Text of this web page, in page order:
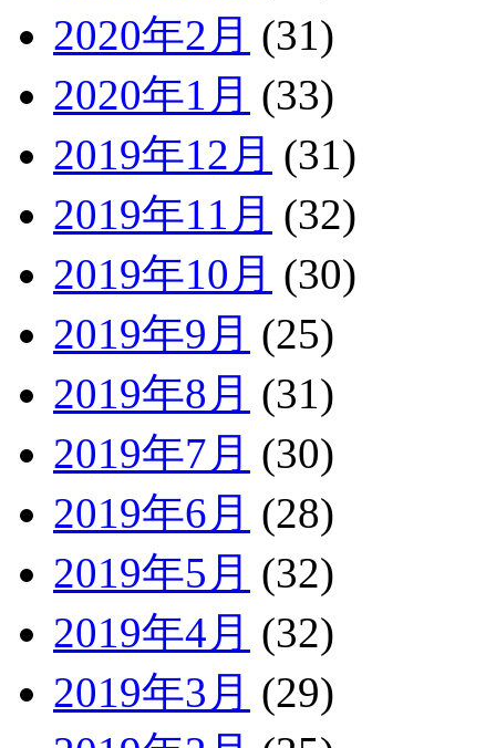
2020年2月 (31)
2020年1月 (33)
2019年12月 (31)
2019年11月 (32)
2019年10月 (30)
2019年9月 (25)
2019年8月 (31)
2019年7月 (30)
2019年6月 (28)
2019年5月 (32)
2019年4月 (32)
2019年3月 (29)